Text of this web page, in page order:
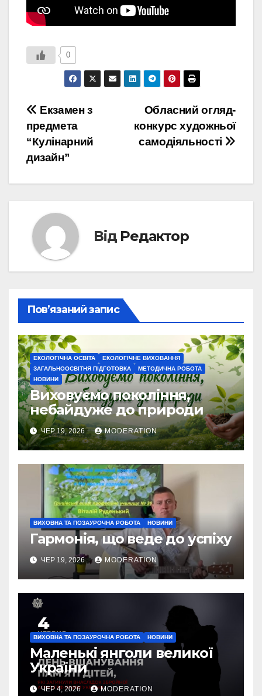
0
Навігація
записів
Обласний огляд-
конкурс художньої
самодіяльності
Екзамен з
предмета
“Кулінарний
дизайн”
Від Редактор
Пов’язаний запис
ЕКОЛОГІЧНА ОСВІТА
ЕКОЛОГІЧНЕ ВИХОВАННЯ
ЗАГАЛЬНООСВІТНЯ ПІДГОТОВКА
МЕТОДИЧНА РОБОТА
НОВИНИ
Виховуємо покоління,
небайдуже до природи
ЧЕР 19, 2026 MODERATION
ВИХОВНА ТА ПОЗАУРОЧНА РОБОТА НОВИНИ
Гармонія, що веде до успіху
ЧЕР 19, 2026 MODERATION
ВИХОВНА ТА ПОЗАУРОЧНА РОБОТА НОВИНИ
Маленькі янголи великої
України
ЧЕР 4, 2026 MODERATION